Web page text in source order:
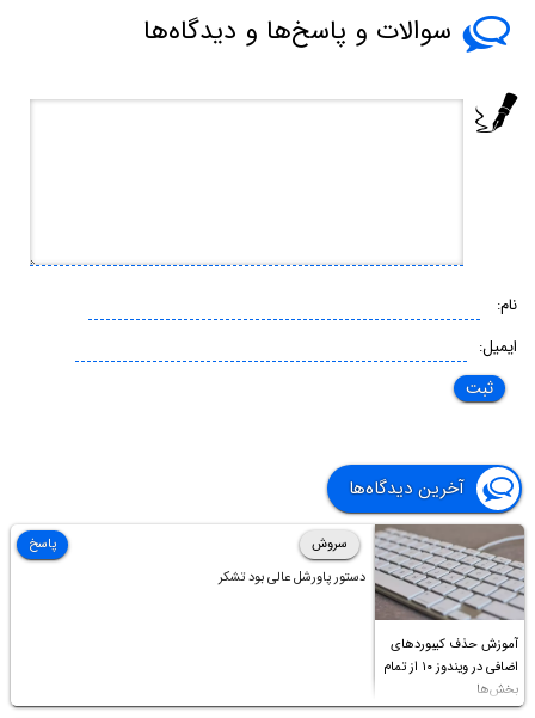
سوالات و پاسخ‌ها و دیدگاه‌ها
نام:
ایمیل:
آخرین دیدگاه‌ها
آموزش حذف کیبوردهای
اضافی در ویندوز ۱۰ از تمام
بخش‌ها
سروش
دستور پاورشل عالی بود تشکر
پاسخ